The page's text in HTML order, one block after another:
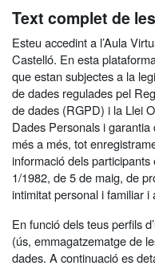
Text complet de
Esteu accedint a l’Aula
Castelló. En esta
que estan subjectes a la
de dades regulades pel
de dades (RGPD) i la Llei
Dades Personals i
més a més, tot
informació dels participants
1/1982, de 5 de maig, de
intimitat personal i familiar i
En funció dels teus perfils
(ús, emmagatzematge de
dades. A continuació es